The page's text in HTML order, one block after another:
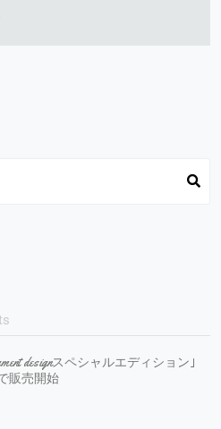
designスペシャルエディション｣
販売開始